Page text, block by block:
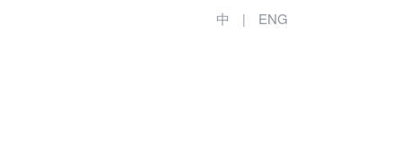
中 | ENG